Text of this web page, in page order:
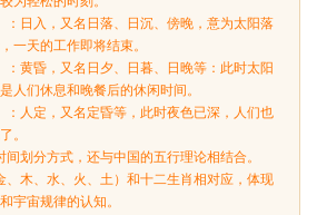
：日入，又名日落、日沉、傍晚，意为太阳落
一天的工作即将结束。
：黄昏，又名日夕、日暮、日晚等：此时太阳
人们休息和晚餐后的休闲时间。
：人定，又名定昏等，此时夜色已深，人们也
。
划分方式，还与中国的五行理论相结合。
、木、水、火、土）和十二生肖相对应，体现
宇宙规律的认知。